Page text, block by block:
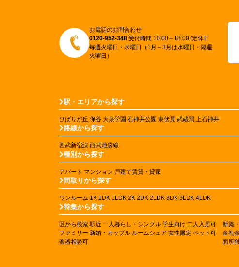
お電話のお問合わせ
0120-952-348 受付時間 10:00～18:00 /定休日
毎週火曜日・水曜日（1月～3月は水曜日・隔週
火曜日）
駅・エリアから探す
ひばりが丘 保谷 大泉学園 石神井公園 東伏見 武蔵関 上石神井
路線から探す
西武新宿線 西武池袋線
種別から探す
アパート マンション 戸建て賃貸・貸家
間取りから探す
ワンルーム 1K 1DK 1LDK 2K 2DK 2LDK 3DK 3LDK 4LDK
特集から探す
区から検索 駅近 一人暮らし・シングル 学生向け 二人入居可
ファミリー 新婚・カップル ルームシェア 女性限定 ペット可
楽器相談可
新築
金礼
面所